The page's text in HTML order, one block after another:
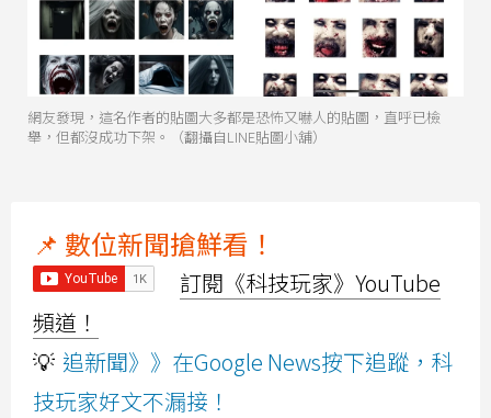
網友發現，這名作者的貼圖大多都是恐怖又嚇人的貼圖，直呼已檢
舉，但都沒成功下架。（翻攝自LINE貼圖小舖）
📌 數位新聞搶鮮看！
訂閱《科技玩家》YouTube
頻道！
💡 追新聞》》在Google News按下追蹤，科
技玩家好文不漏接！